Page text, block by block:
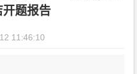
题报告
11:46:10